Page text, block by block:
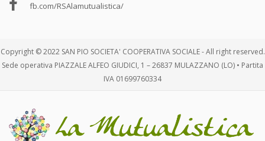
fb.com/RSAlamutualistica/
Copyright © 2022 SAN PIO SOCIETA' COOPERATIVA SOCIALE - All right reserved.
Sede operativa PIAZZALE ALFEO GIUDICI, 1 – 26837 MULAZZANO (LO) • Partita
IVA 01699760334